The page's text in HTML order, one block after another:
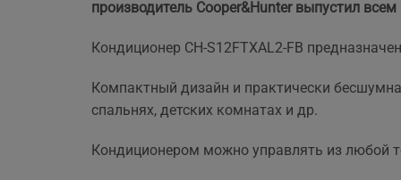
ще
производитель Cooper&Hunter выпустил
Кондиционер CH-S12FTXAL2-FB
Компактный дизайн и практически
спальнях, детских комнатах и др.
Кондиционером можно управлять из любой